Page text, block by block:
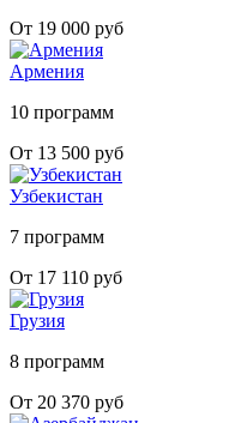
От 19 000 руб
Армения
10 программ
От 13 500 руб
Узбекистан
7 программ
От 17 110 руб
Грузия
8 программ
От 20 370 руб